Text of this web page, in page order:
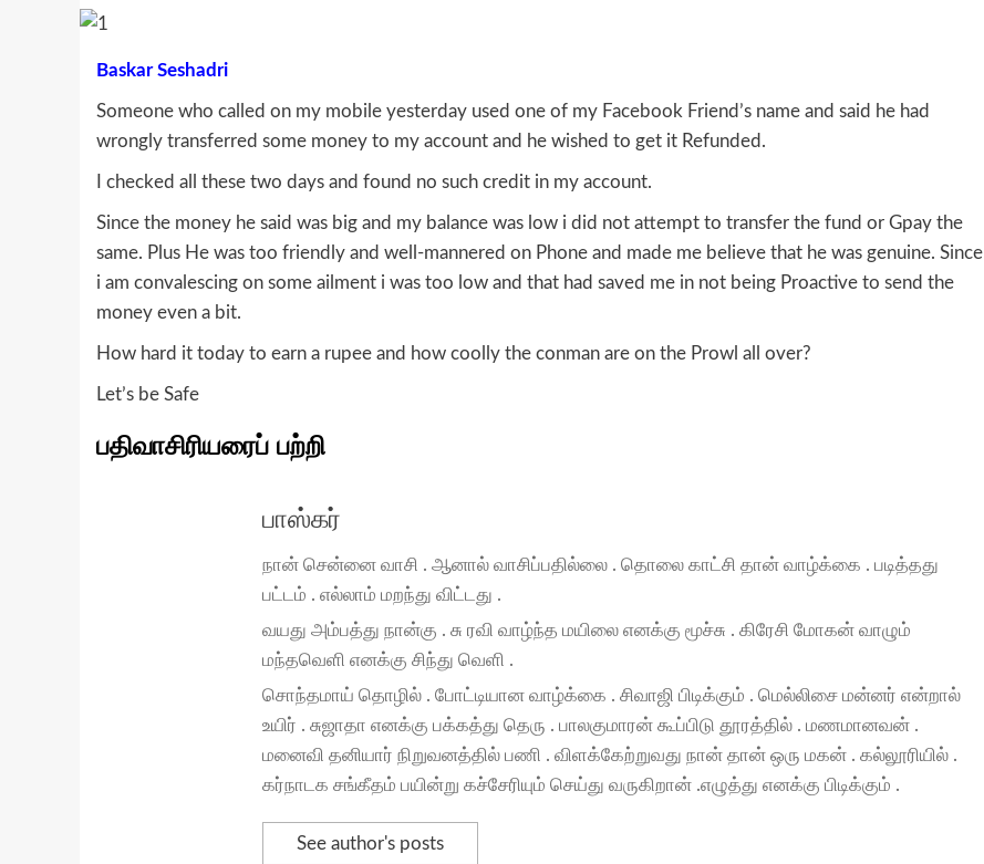
Baskar Seshadri
Someone who called on my mobile yesterday used one of my Facebook Friend’s name and said he had
wrongly transferred some money to my account and he wished to get it Refunded.
I checked all these two days and found no such credit in my account.
Since the money he said was big and my balance was low i did not attempt to transfer the fund or Gpay the
same. Plus He was too friendly and well-mannered on Phone and made me believe that he was genuine. Since
i am convalescing on some ailment i was too low and that had saved me in not being Proactive to send the
money even a bit.
How hard it today to earn a rupee and how coolly the conman are on the Prowl all over?
Let’s be Safe
பதிவாசிரியரைப் பற்றி
பாஸ்கர்
நான் சென்னை வாசி . ஆனால் வாசிப்பதில்லை . தொலை காட்சி தான் வாழ்க்கை . படித்தது
பட்டம் . எல்லாம் மறந்து விட்டது .
வயது அம்பத்து நான்கு . சு ரவி வாழ்ந்த மயிலை எனக்கு மூச்சு . கிரேசி மோகன் வாழும்
மந்தவெளி எனக்கு சிந்து வெளி .
சொந்தமாய் தொழில் . போட்டியான வாழ்க்கை . சிவாஜி பிடிக்கும் . மெல்லிசை மன்னர் என்றால்
உயிர் . சுஜாதா எனக்கு பக்கத்து தெரு . பாலகுமாரன் கூப்பிடு தூரத்தில் . மணமானவன் .
மனைவி தனியார் நிறுவனத்தில் பணி . விளக்கேற்றுவது நான் தான் ஒரு மகன் . கல்லூரியில் .
கர்நாடக சங்கீதம் பயின்று கச்சேரியும் செய்து வருகிறான் .எழுத்து எனக்கு பிடிக்கும் .
See author's posts